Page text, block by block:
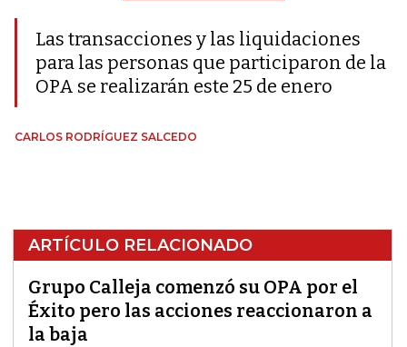
Las transacciones y las liquidaciones
para las personas que participaron de la
OPA se realizarán este 25 de enero
CARLOS RODRÍGUEZ SALCEDO
ARTÍCULO RELACIONADO
Grupo Calleja comenzó su OPA por el
Éxito pero las acciones reaccionaron a
la baja